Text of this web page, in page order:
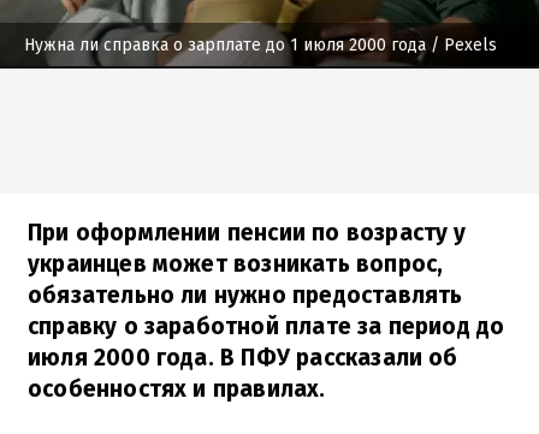
Нужна ли справка о зарплате до 1 июля 2000 года / Pexels
При оформлении пенсии по возрасту у
украинцев может возникать вопрос,
обязательно ли нужно предоставлять
справку о заработной плате за период до
июля 2000 года. В ПФУ рассказали об
особенностях и правилах.